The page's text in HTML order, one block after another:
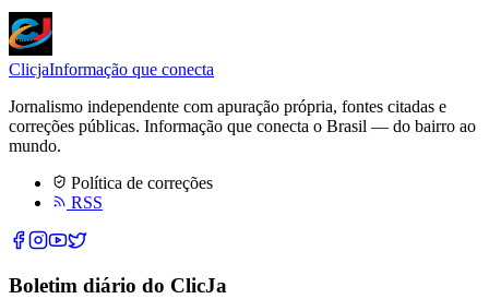
ClicjaInformação que conecta
Jornalismo independente com apuração própria, fontes citadas e
correções públicas. Informação que conecta o Brasil — do bairro ao
mundo.
Política de correções
RSS
Boletim diário do ClicJa